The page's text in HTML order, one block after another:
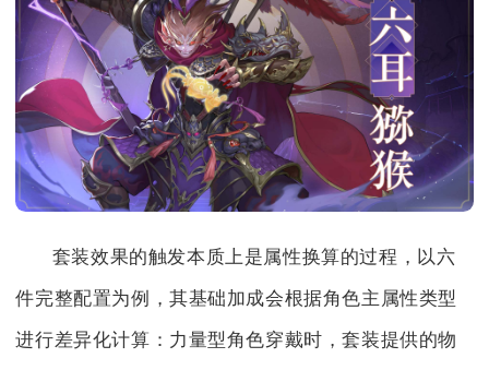
套装效果的触发本质上是属性换算的过程，以六
件完整配置为例，其基础加成会根据角色主属性类型
进行差异化计算：力量型角色穿戴时，套装提供的物